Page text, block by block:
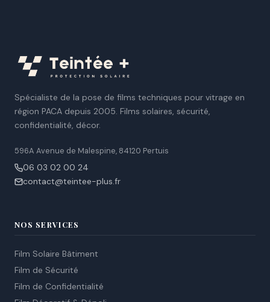
Spécialiste de la pose de films techniques pour vitrage en
région PACA depuis 2005. Films solaires, sécurité,
confidentialité, décor.
596A Avenue de Malespine, 84120 Pertuis
06 03 02 00 24
contact@teintee-plus.fr
NOS SERVICES
Film Solaire Bâtiment
Film de Sécurité
Film de Confidentialité